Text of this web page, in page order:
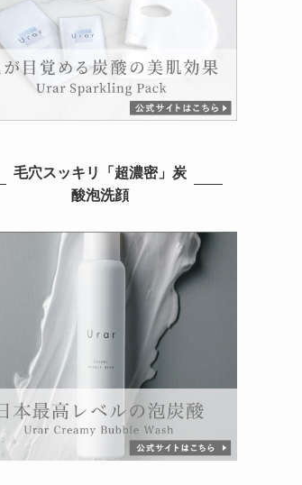
毛穴スッキリ「超濃密」炭
酸泡洗顔